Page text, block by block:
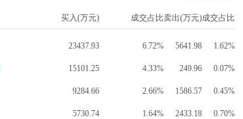
买入(万元) 成交占比卖出(万元)成交占比
23437.93 6.72% 5641.98 1.62%
15101.25 4.33% 249.96 0.07%
9284.66 2.66% 1586.57 0.45%
5730.74 1.64% 2433.18 0.70%